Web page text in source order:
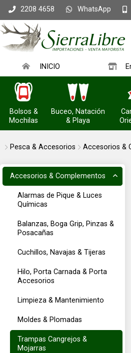
2208 4658 WhatsApp
INICIO
Bolsos &
Mochilas
Buceo, Natación
& Playa
Pesca & Accesorios Accesorios &
Accesorios & Complementos
Alarmas de Pique & Luces
Químicas
Balanzas, Boga Grip, Pinzas &
Posacañas
Cuchillos, Navajas & Tijeras
Hilo, Porta Carnada & Porta
Accesorios
Limpieza & Mantenimiento
Moldes & Plomadas
Trampas Cangrejos &
Mojarras
y se desmontan para
natural adquiere el color del